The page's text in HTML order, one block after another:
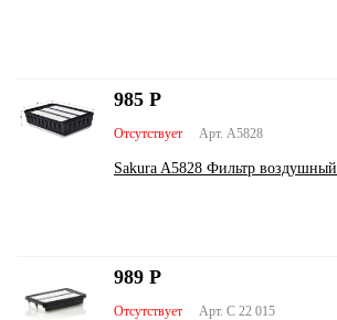
Арт. A5828
Отсутствует
Sakura A5828 Фильтр воздушный
985 Р
Арт. C 22 015
Отсутствует
989 Р